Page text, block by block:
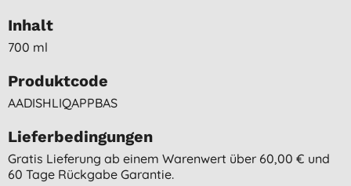
Inhalt
700 ml
Produktcode
AADISHLIQAPPBAS
Lieferbedingungen
Gratis Lieferung ab einem Warenwert über 60,00 € und
60 Tage Rückgabe Garantie.